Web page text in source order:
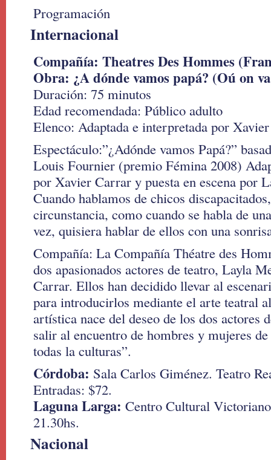
Programación
Internacional
Compañía: Theatres Des Hommes
Obra: ¿A dónde vamos papá? (Oú on
Duración: 75 minutos
Edad recomendada: Público adulto
Elenco: Adaptada e interpretada por
Espectáculo:”¿Adónde vamos Papá?”
Louis Fournier (premio Fémina 2008)
por Xavier Carrar y puesta en escena por
Cuando hablamos de chicos
circunstancia, como cuando se habla de
vez, quisiera hablar de ellos con una
Compañía: La Compañía Théatre des
dos apasionados actores de teatro, Layla
Carrar. Ellos han decidido llevar al
para introducirlos mediante el arte teatral
artística nace del deseo de los dos actores
salir al encuentro de hombres y mujeres
todas la culturas”.
Córdoba: Sala Carlos Giménez. Teatro
Entradas: $72.
Laguna Larga: Centro Cultural
21.30hs.
Nacional